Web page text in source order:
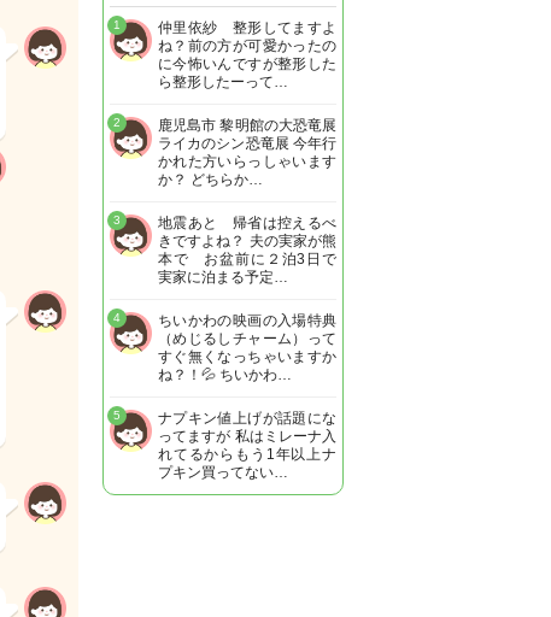
仲里依紗 整形してますよ
ね？前の方が可愛かったの
に今怖いんですが整形した
ら整形したーって…
1
鹿児島市 黎明館の大恐竜展
ライカのシン恐竜展 今年行
かれた方いらっしゃいます
か？ どちらか…
2
地震あと 帰省は控えるべ
きですよね？ 夫の実家が熊
本で お盆前に２泊3日で
実家に泊まる予定…
3
ちいかわの映画の入場特典
（めじるしチャーム）って
すぐ無くなっちゃいますか
ね？！💦 ちいかわ…
4
ナプキン値上げが話題にな
ってますが 私はミレーナ入
れてるからもう1年以上ナ
プキン買ってない…
5